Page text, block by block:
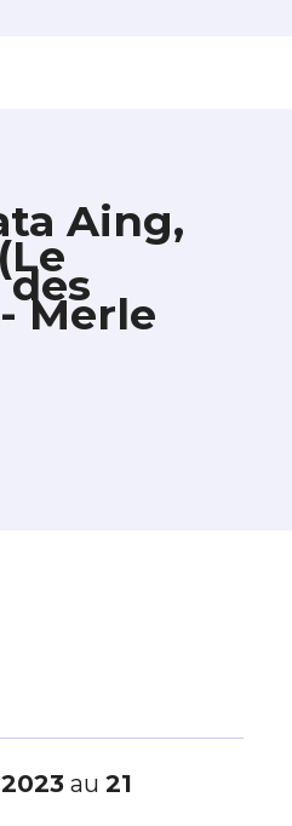
Aing,
Merle
au 21